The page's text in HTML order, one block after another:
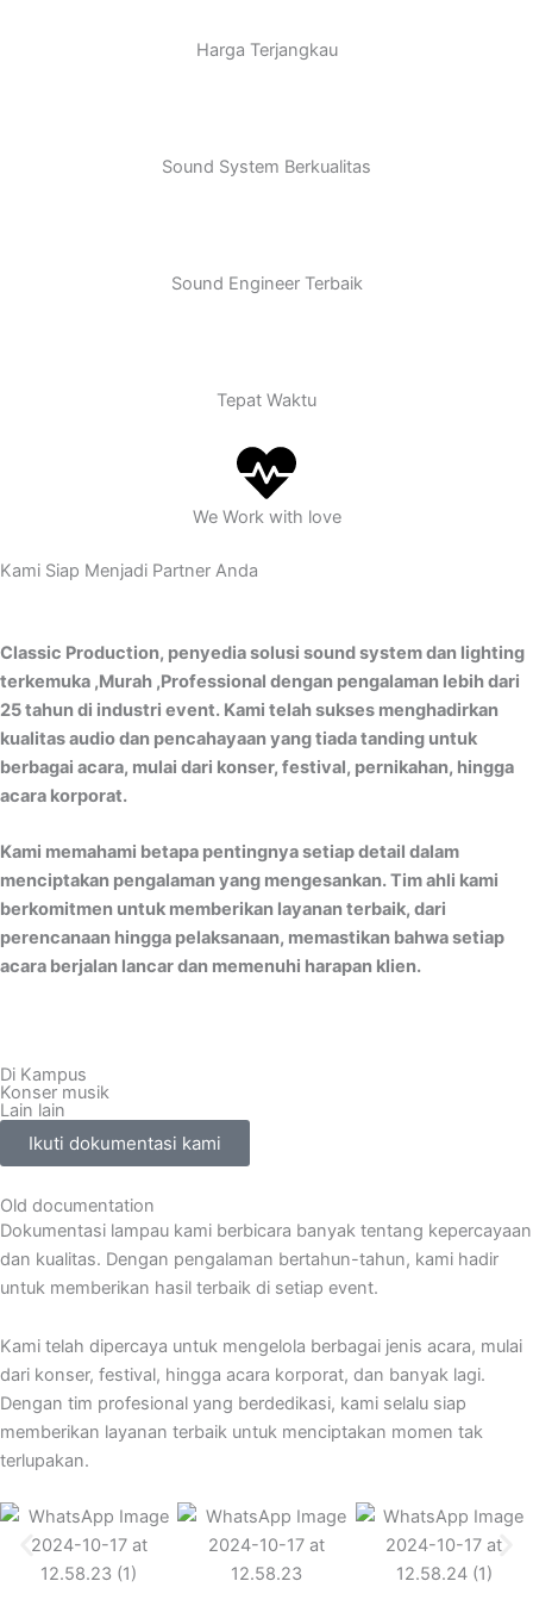
Harga Terjangkau
Sound System Berkualitas
Sound Engineer Terbaik
Tepat Waktu
We Work with love
Kami Siap Menjadi Partner Anda
Classic Production, penyedia solusi sound system dan lighting
terkemuka ,Murah ,Professional dengan pengalaman lebih dari
25 tahun di industri event. Kami telah sukses menghadirkan
kualitas audio dan pencahayaan yang tiada tanding untuk
berbagai acara, mulai dari konser, festival, pernikahan, hingga
acara korporat.
Kami memahami betapa pentingnya setiap detail dalam
menciptakan pengalaman yang mengesankan. Tim ahli kami
berkomitmen untuk memberikan layanan terbaik, dari
perencanaan hingga pelaksanaan, memastikan bahwa setiap
acara berjalan lancar dan memenuhi harapan klien.
Di Kampus
Konser musik
Lain lain
Ikuti dokumentasi kami
Old documentation
Dokumentasi lampau kami berbicara banyak tentang kepercayaan
dan kualitas. Dengan pengalaman bertahun-tahun, kami hadir
untuk memberikan hasil terbaik di setiap event.
Kami telah dipercaya untuk mengelola berbagai jenis acara, mulai
dari konser, festival, hingga acara korporat, dan banyak lagi.
Dengan tim profesional yang berdedikasi, kami selalu siap
memberikan layanan terbaik untuk menciptakan momen tak
terlupakan.